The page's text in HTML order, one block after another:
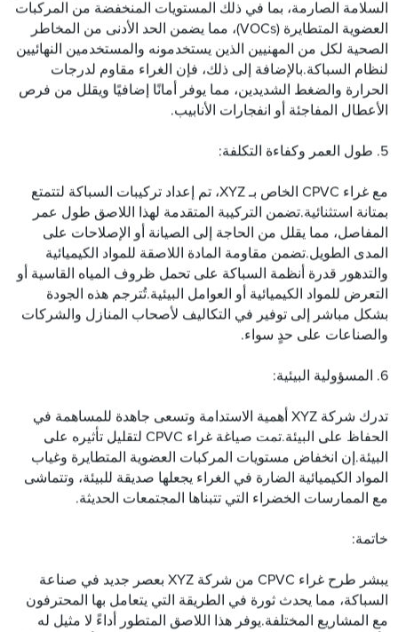
السلامة الصارمة، بما في ذلك المستويات المنخفضة من المركبات
العضوية المتطايرة (VOCs)، مما يضمن الحد الأدنى من المخاطر
الصحية لكل من المهنيين الذين يستخدمونه والمستخدمين النهائيين
لنظام السباكة.بالإضافة إلى ذلك، فإن الغراء مقاوم لدرجات
الحرارة والضغط الشديدين، مما يوفر أمانًا إضافيًا ويقلل من فرص
الأعطال المفاجئة أو انفجارات الأنابيب.
5. طول العمر وكفاءة التكلفة:
مع غراء CPVC الخاص بـ XYZ، تم إعداد تركيبات السباكة لتتمتع
بمتانة استثنائية.تضمن التركيبة المتقدمة لهذا اللاصق طول عمر
المفاصل، مما يقلل من الحاجة إلى الصيانة أو الإصلاحات على
المدى الطويل.تضمن مقاومة المادة اللاصقة للمواد الكيميائية
والتدهور قدرة أنظمة السباكة على تحمل ظروف المياه القاسية أو
التعرض للمواد الكيميائية أو العوامل البيئية.تُترجم هذه الجودة
بشكل مباشر إلى توفير في التكاليف لأصحاب المنازل والشركات
والصناعات على حدٍ سواء.
6. المسؤولية البيئية:
تدرك شركة XYZ أهمية الاستدامة وتسعى جاهدة للمساهمة في
الحفاظ على البيئة.تمت صياغة غراء CPVC لتقليل تأثيره على
البيئة.إن انخفاض مستويات المركبات العضوية المتطايرة وغياب
المواد الكيميائية الضارة في الغراء يجعلها صديقة للبيئة، وتتماشى
مع الممارسات الخضراء التي تتبناها المجتمعات الحديثة.
خاتمة:
يبشر طرح غراء CPVC من شركة XYZ بعصر جديد في صناعة
السباكة، مما يحدث ثورة في الطريقة التي يتعامل بها المحترفون
مع المشاريع المختلفة.يوفر هذا اللاصق المتطور أداءً لا مثيل له